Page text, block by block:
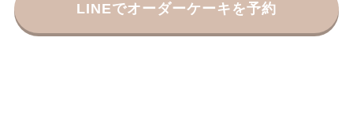
LINEでオーダーケーキを予約